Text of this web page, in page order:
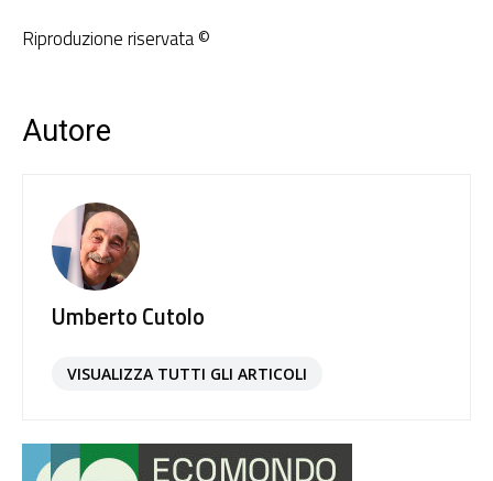
Riproduzione riservata ©
Autore
Umberto Cutolo
VISUALIZZA TUTTI GLI ARTICOLI